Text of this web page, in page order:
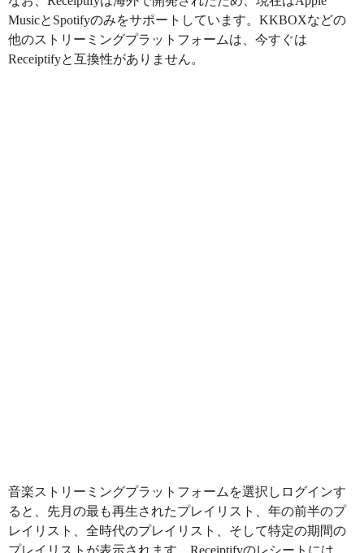
MusicとSpotifyのみをサポートしています。KKBOXなどの
他のストリーミングプラットフォームは、今すぐは
Receiptifyと互換性がありません。
音楽ストリーミングプラットフォームを選択しログインす
ると、先月の最も再生されたプレイリスト、年の前半のプ
レイリスト、全時代のプレイリスト、そして特定の期間の
プレイリストが表示されます。Receiptifyのレシートには、